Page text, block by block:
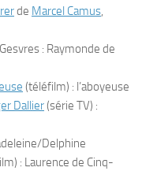
de Marcel Camus,
: Raymonde de
(téléfilm) : l’aboyeuse
Dallier(série TV) :
Delphine
: Laurence de Cinq-